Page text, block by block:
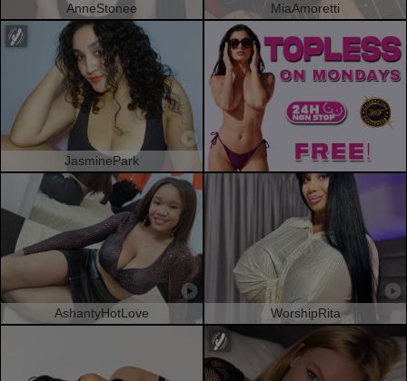
AnneStonee MiaAmoretti
JasminePark
AshantyHotLove WorshipRita